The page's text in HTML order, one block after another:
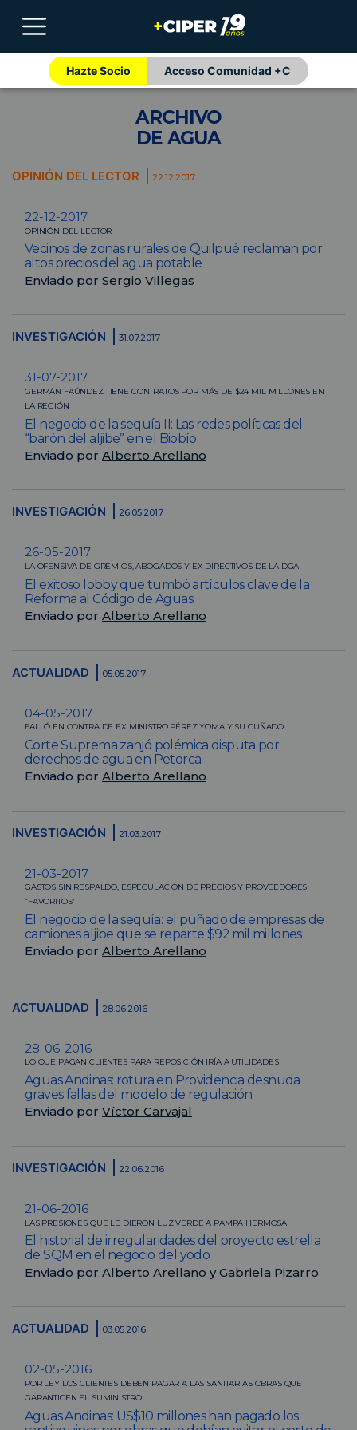
Hazte Socio Acceso Comunidad +C
ARCHIVO
DE AGUA
OPINIÓN DEL LECTOR 22.12.2017
22-12-2017
OPINIÓN DEL LECTOR
Vecinos de zonas rurales de Quilpué reclaman por
altos precios del agua potable
Enviado por Sergio Villegas
INVESTIGACIÓN 31.07.2017
31-07-2017
GERMÁN FAÚNDEZ TIENE CONTRATOS POR MÁS DE $24 MIL MILLONES EN
LA REGIÓN
El negocio de la sequía II: Las redes políticas del
“barón del aljibe” en el Biobío
Enviado por Alberto Arellano
INVESTIGACIÓN 26.05.2017
26-05-2017
LA OFENSIVA DE GREMIOS, ABOGADOS Y EX DIRECTIVOS DE LA DGA
El exitoso lobby que tumbó artículos clave de la
Reforma al Código de Aguas
Enviado por Alberto Arellano
ACTUALIDAD 05.05.2017
04-05-2017
FALLÓ EN CONTRA DE EX MINISTRO PÉREZ YOMA Y SU CUÑADO
Corte Suprema zanjó polémica disputa por
derechos de agua en Petorca
Enviado por Alberto Arellano
INVESTIGACIÓN 21.03.2017
21-03-2017
GASTOS SIN RESPALDO, ESPECULACIÓN DE PRECIOS Y PROVEEDORES
“FAVORITOS”
El negocio de la sequía: el puñado de empresas de
camiones aljibe que se reparte $92 mil millones
Enviado por Alberto Arellano
ACTUALIDAD 28.06.2016
28-06-2016
LO QUE PAGAN CLIENTES PARA REPOSICIÓN IRÍA A UTILIDADES
Aguas Andinas: rotura en Providencia desnuda
graves fallas del modelo de regulación
Enviado por Víctor Carvajal
INVESTIGACIÓN 22.06.2016
21-06-2016
LAS PRESIONES QUE LE DIERON LUZ VERDE A PAMPA HERMOSA
El historial de irregularidades del proyecto estrella
de SQM en el negocio del yodo
Enviado por Alberto Arellano yGabriela Pizarro
ACTUALIDAD 03.05.2016
02-05-2016
POR LEY LOS CLIENTES DEBEN PAGAR A LAS SANITARIAS OBRAS QUE
GARANTICEN EL SUMINISTRO
Aguas Andinas: US$10 millones han pagado los